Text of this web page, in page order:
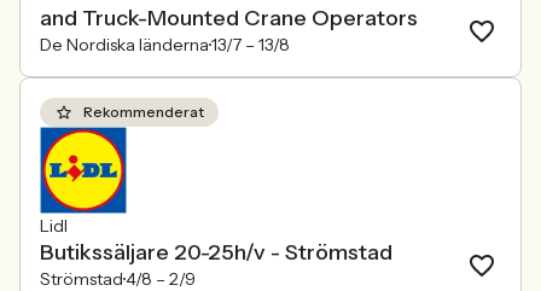
and Truck-Mounted Crane Operators
De Nordiska länderna13/7 – 13/8
Rekommenderat
Lidl
Butikssäljare 20-25h/v - Strömstad
Strömstad4/8 – 2/9